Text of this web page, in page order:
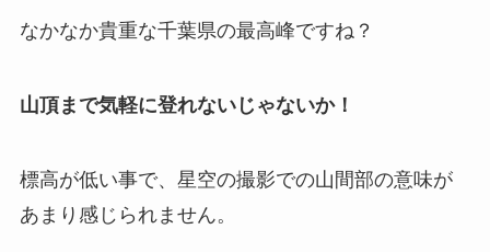
なかなか貴重な千葉県の最高峰ですね？
山頂まで気軽に登れないじゃないか！
標高が低い事で、星空の撮影での山間部の意味が
あまり感じられません。